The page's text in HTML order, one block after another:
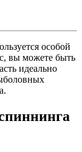
особой
вы можете быть
идеально